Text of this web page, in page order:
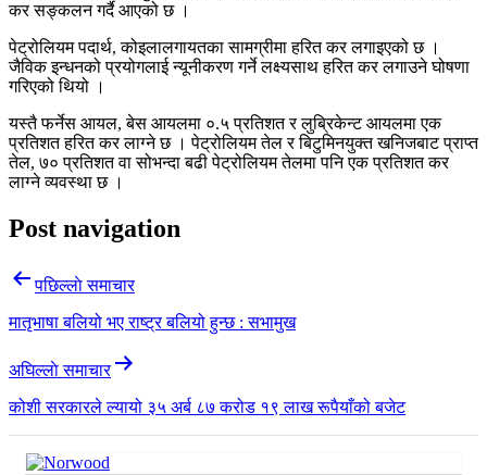
कर सङ्कलन गर्दै आएको छ ।
पेट्रोलियम पदार्थ, कोइलालगायतका सामग्रीमा हरित कर लगाइएको छ ।
जैविक इन्धनको प्रयोगलाई न्यूनीकरण गर्ने लक्ष्यसाथ हरित कर लगाउने घोषणा
गरिएको थियो ।
यस्तै फर्नेस आयल, बेस आयलमा ०.५ प्रतिशत र लुब्रिकेन्ट आयलमा एक
प्रतिशत हरित कर लाग्ने छ । पेट्रोलियम तेल र बिटुमिनयुक्त खनिजबाट प्राप्त
तेल, ७० प्रतिशत वा सोभन्दा बढी पेट्रोलियम तेलमा पनि एक प्रतिशत कर
लाग्ने व्यवस्था छ ।
Post navigation
पछिल्लाे समाचार
मातृभाषा बलियो भए राष्ट्र बलियो हुन्छ : सभामुख
अघिल्लाे समाचार
कोशी सरकारले ल्यायो ३५ अर्ब ८७ करोड १९ लाख रूपैयाँको बजेट